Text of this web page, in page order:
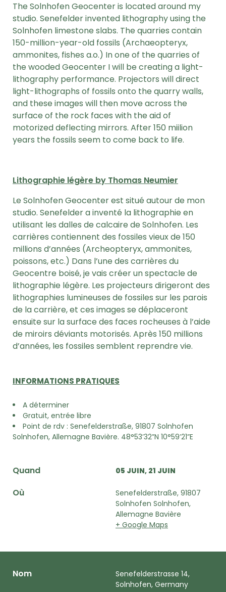
The Solnhofen Geocenter is located around my
studio. Senefelder invented lithography using the
Solnhofen limestone slabs. The quarries contain
150-million-year-old fossils (Archaeopteryx,
ammonites, fishes a.o.) In one of the quarries of
the wooded Geocenter I will be creating a light-
lithography performance. Projectors will direct
light-lithographs of fossils onto the quarry walls,
and these images will then move across the
surface of the rock faces with the aid of
motorized deflecting mirrors. After 150 miilion
years the fossils seem to come back to life.
Lithographie légère by Thomas Neumier
Le Solnhofen Geocenter est situé autour de mon
studio. Senefelder a inventé la lithographie en
utilisant les dalles de calcaire de Solnhofen. Les
carrières contiennent des fossiles vieux de 150
millions d’années (Archeopteryx, ammonites,
poissons, etc.) Dans l’une des carrières du
Geocentre boisé, je vais créer un spectacle de
lithographie légère. Les projecteurs dirigeront des
lithographies lumineuses de fossiles sur les parois
de la carrière, et ces images se déplaceront
ensuite sur la surface des faces rocheuses à l’aide
de miroirs déviants motorisés. Après 150 millions
d’années, les fossiles semblent reprendre vie.
INFORMATIONS PRATIQUES
A déterminer
Gratuit, entrée libre
Point de rdv : Senefelderstraße, 91807 Solnhofen
Solnhofen, Allemagne Bavière. 48°53’32”N 10°59’21”E
Quand 05 JUIN 21 JUIN
Où
Senefelderstraße, 91807
Solnhofen Solnhofen,
Allemagne Bavière
+ Google Maps
Nom
Senefelderstrasse 14,
Solnhofen, Germany